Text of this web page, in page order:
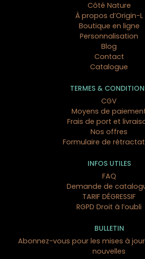
Côté Nature
À propos d’Origin-L
Boutique en ligne
Personnalisation
Blog
Contact
Catalogue
TERMES &
CGV
Moyens de
Frais de port et
Nos offres
Formulaire de
INFOS UTILES
FAQ
Demande de
TARIF DÉGRESSIF
RGPD Droit à l’oubli
BULLETIN
Abonnez-vous pour les mises à
nouvelles